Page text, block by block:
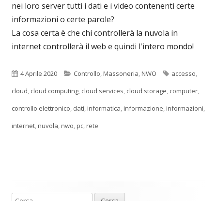
nei loro server tutti i dati e i video contenenti certe
informazioni o certe parole?
La cosa certa è che chi controllerà la nuvola in
internet controllerà il web e quindi l'intero mondo!
Pubblicato
4 Aprile 2020 Categorie
Controllo,Massoneria,NWO Tag
accesso,
cloud, cloud computing, cloud services, cloud storage, computer,
controllo elettronico, dati,informatica,informazione,informazioni,
internet,nuvola,nwo,pc,rete
Ricerca